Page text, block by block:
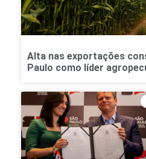
Alta nas exportações
Paulo como líder